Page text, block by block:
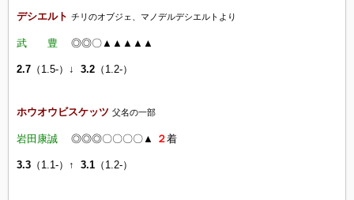
デシエルト チリのオブジェ、マノデルデシエルトより
武 豊 ◎◎〇▲▲▲▲▲
2.7 （1.5-）↓ 3.2 （1.2-）
ホウオウビスケッツ 父名の一部
岩田康誠 ◎◎◎〇〇〇〇▲ ２着
3.3 （1.1-）↑ 3.1 （1.2-）